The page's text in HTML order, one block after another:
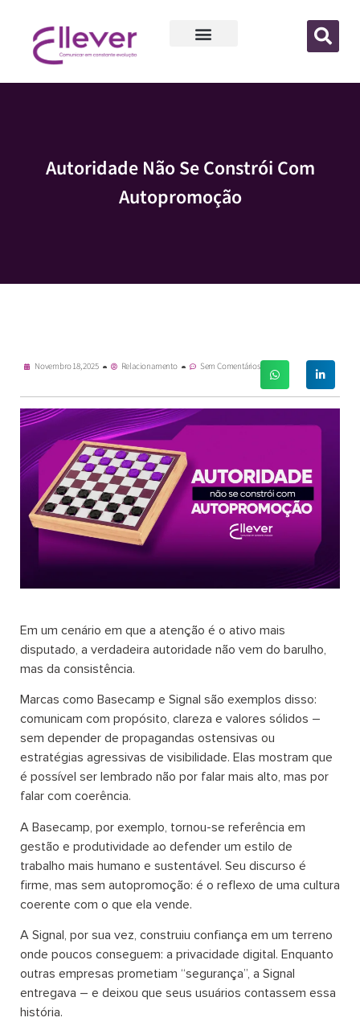
Autoridade Não Se Constrói Com
Autopromoção
Em um cenário em que a atenção é o ativo mais
disputado, a verdadeira autoridade não vem do barulho,
mas da consistência.
Marcas como Basecamp e Signal são exemplos disso:
comunicam com propósito, clareza e valores sólidos –
sem depender de propagandas ostensivas ou
estratégias agressivas de visibilidade. Elas mostram que
é possível ser lembrado não por falar mais alto, mas por
falar com coerência.
A Basecamp, por exemplo, tornou-se referência em
gestão e produtividade ao defender um estilo de
trabalho mais humano e sustentável. Seu discurso é
firme, mas sem autopromoção: é o reflexo de uma cultura
coerente com o que ela vende.
A Signal, por sua vez, construiu confiança em um terreno
onde poucos conseguem: a privacidade digital. Enquanto
outras empresas prometiam “segurança”, a Signal
entregava – e deixou que seus usuários contassem essa
história.
Novembro 18, 2025 Relacionamento Sem Comentários